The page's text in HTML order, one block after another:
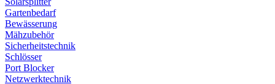
Gartenbedarf
Bewässerung
Mähzubehör
Sicherheitstechnik
Schlösser
Port Blocker
Netzwerktechnik